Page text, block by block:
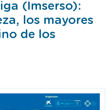
(Imserso):
los mayores
de los